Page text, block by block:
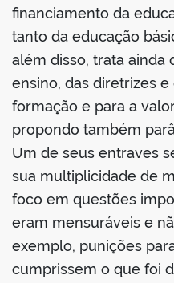
financiamento da
tanto da educação
além disso, trata ainda
ensino, das diretrizes
formação e para a
propondo também
Um de seus entraves
sua multiplicidade de
foco em questões
eram mensuráveis e
exemplo, punições
cumprissem o que foi